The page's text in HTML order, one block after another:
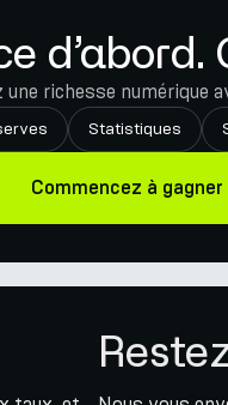
d’abord.
richesse numérique
Statistiques
Commencez à gagner